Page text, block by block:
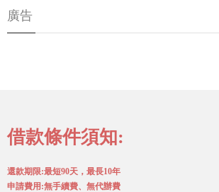
廣告
借款條件須知:
還款期限:最短90天，最長10年
申請費用:無手續費、無代辦費